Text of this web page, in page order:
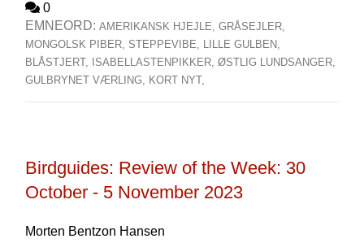
0
EMNEORD: AMERIKANSK HJEJLE, GRÅSEJLER,
MONGOLSK PIBER, STEPPEVIBE, LILLE GULBEN,
BLÅSTJERT,
ISABELLASTENPIKKER, ØSTLIG LUNDSANGER,
GULBRYNET VÆRLING, KORT NYT,
Birdguides: Review of the Week: 30
October - 5 November 2023
Morten Bentzon Hansen